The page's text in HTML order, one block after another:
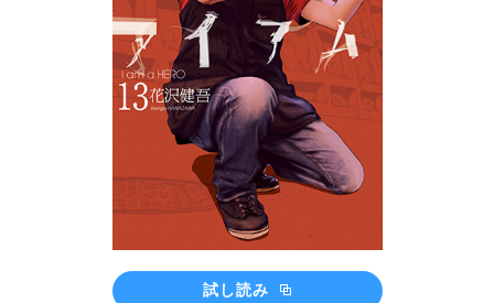
試し読み